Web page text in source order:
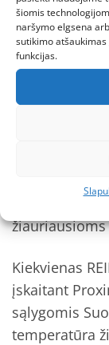
šiomis
naršymo elgsena
sutikimo
funkcijas.
galaų –
nutirpęs
## Kokybė ir
mokyklų
Kiekvienas
įskaitant
sąlygomis
temperatūra